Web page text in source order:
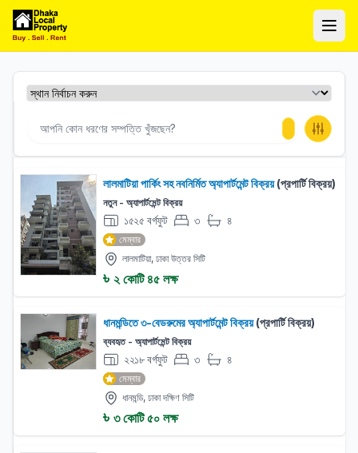
ঢাকা লোকাল প্রপার্টি
লালমাটিয়া পার্কিং সহ নবনির্মিত অ্যাপার্টমেন্ট বিক্রয়(প্রপার্টি বিক্রয়)
নতুন - অ্যাপার্টমেন্ট বিক্রয়
১৫২৫ বর্গফুট বেড: ৩ বাথরুম:৪
মেম্বার
লালমাটিয়া, ঢাকা উত্তর সিটি
৳ ২ কোটি ৪৫ লক্ষ
ধানমন্ডিতে ৩-বেডরুমের অ্যাপার্টমেন্ট বিক্রয়(প্রপার্টি বিক্রয়)
ব্যবহৃত - অ্যাপার্টমেন্ট বিক্রয়
২২১৮ বর্গফুট বেড: ৩ বাথরুম:৪
মেম্বার
ধানমন্ডি, ঢাকা দক্ষিণ সিটি
৳ ৩ কোটি ৫০ লক্ষ